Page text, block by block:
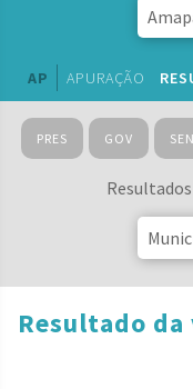
AP APURAÇÃO
PRES GOV SEN
Resultado